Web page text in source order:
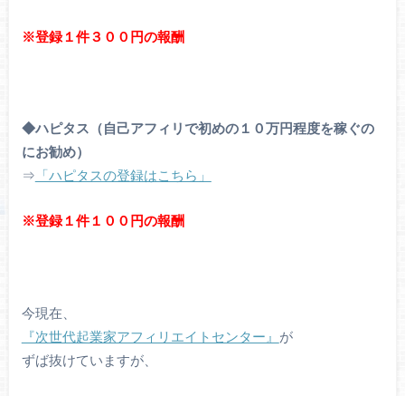
※登録１件３００円の報酬
◆ハピタス（自己アフィリで初めの１０万円程度を稼ぐの
にお勧め）
⇒ 「ハピタスの登録はこちら」
※登録１件１００円の報酬
今現在、
『次世代起業家アフィリエイトセンター』 が
ずば抜けていますが、